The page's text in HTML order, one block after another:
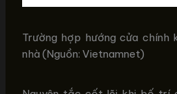
Trường hợp hướng cửa chính
nhà (Nguồn: Vietnamnet)